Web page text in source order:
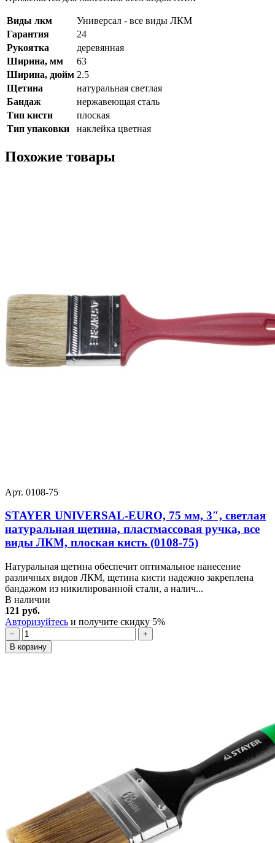
Виды лкм
Универсал - все виды ЛКМ
Гарантия
24
Рукоятка
деревянная
Ширина, мм
63
Ширина, дюйм 2.5
Щетина
натуральная светлая
Бандаж
нержавеющая сталь
Тип кисти
плоская
Тип упаковки
наклейка цветная
Похожие товары
Арт. 0108-75
STAYER UNIVERSAL-EURO, 75 мм, 3″, светлая
натуральная щетина, пластмассовая ручка, все
виды ЛКМ, плоская кисть (0108-75)
Натуральная щетина обеспечит оптимальное нанесение
различных видов ЛКМ, щетина кисти надежно закреплена
бандажом из никилированной стали, а налич...
В наличии
121 руб.
Авторизуйтесь и получите скидку 5%
−
+
В корзину